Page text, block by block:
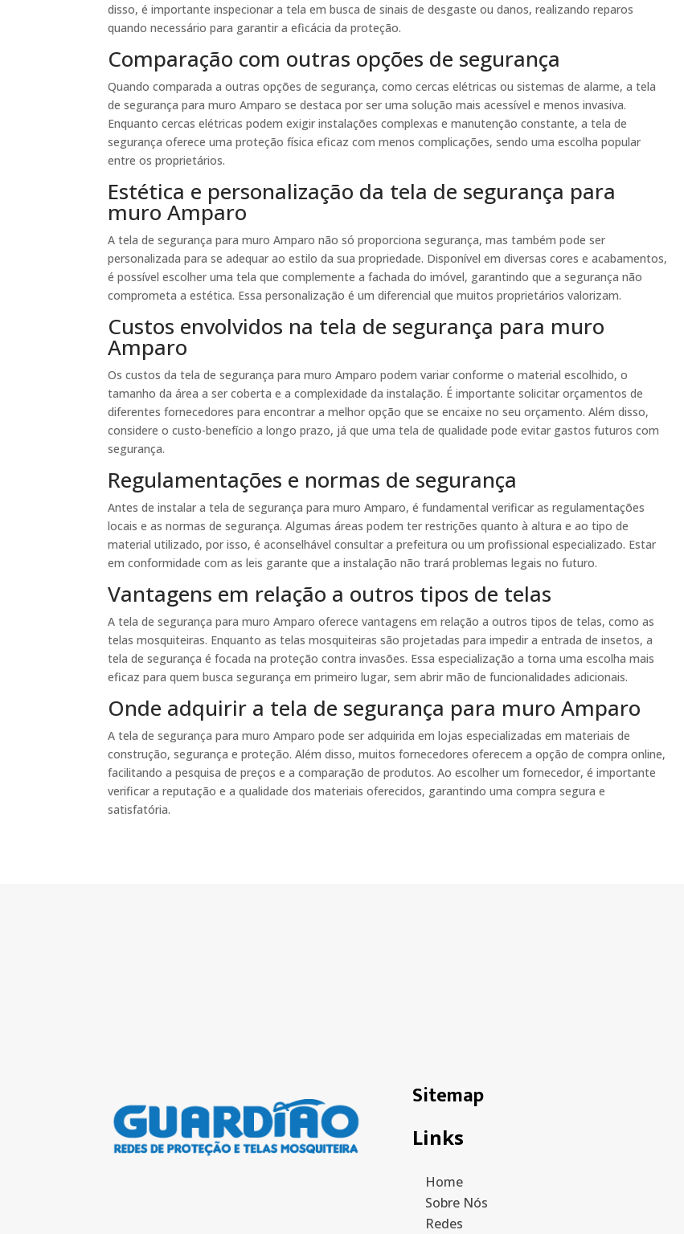
disso, é importante inspecionar a tela em busca de sinais de desgaste ou danos, realizando reparos
quando necessário para garantir a eficácia da proteção.
Comparação com outras opções de segurança
Quando comparada a outras opções de segurança, como cercas elétricas ou sistemas de alarme, a tela
de segurança para muro Amparo se destaca por ser uma solução mais acessível e menos invasiva.
Enquanto cercas elétricas podem exigir instalações complexas e manutenção constante, a tela de
segurança oferece uma proteção física eficaz com menos complicações, sendo uma escolha popular
entre os proprietários.
Estética e personalização da tela de segurança para
muro Amparo
A tela de segurança para muro Amparo não só proporciona segurança, mas também pode ser
personalizada para se adequar ao estilo da sua propriedade. Disponível em diversas cores e acabamentos,
é possível escolher uma tela que complemente a fachada do imóvel, garantindo que a segurança não
comprometa a estética. Essa personalização é um diferencial que muitos proprietários valorizam.
Custos envolvidos na tela de segurança para muro
Amparo
Os custos da tela de segurança para muro Amparo podem variar conforme o material escolhido, o
tamanho da área a ser coberta e a complexidade da instalação. É importante solicitar orçamentos de
diferentes fornecedores para encontrar a melhor opção que se encaixe no seu orçamento. Além disso,
considere o custo-benefício a longo prazo, já que uma tela de qualidade pode evitar gastos futuros com
segurança.
Regulamentações e normas de segurança
Antes de instalar a tela de segurança para muro Amparo, é fundamental verificar as regulamentações
locais e as normas de segurança. Algumas áreas podem ter restrições quanto à altura e ao tipo de
material utilizado, por isso, é aconselhável consultar a prefeitura ou um profissional especializado. Estar
em conformidade com as leis garante que a instalação não trará problemas legais no futuro.
Vantagens em relação a outros tipos de telas
A tela de segurança para muro Amparo oferece vantagens em relação a outros tipos de telas, como as
telas mosquiteiras. Enquanto as telas mosquiteiras são projetadas para impedir a entrada de insetos, a
tela de segurança é focada na proteção contra invasões. Essa especialização a torna uma escolha mais
eficaz para quem busca segurança em primeiro lugar, sem abrir mão de funcionalidades adicionais.
Onde adquirir a tela de segurança para muro Amparo
A tela de segurança para muro Amparo pode ser adquirida em lojas especializadas em materiais de
construção, segurança e proteção. Além disso, muitos fornecedores oferecem a opção de compra online,
facilitando a pesquisa de preços e a comparação de produtos. Ao escolher um fornecedor, é importante
verificar a reputação e a qualidade dos materiais oferecidos, garantindo uma compra segura e
satisfatória.
Sitemap
Links
Home
Sobre Nós
Redes